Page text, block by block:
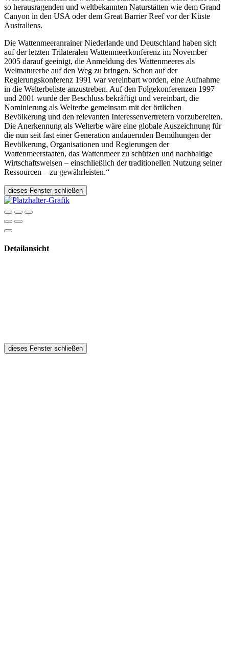
so herausragenden und weltbekannten Naturstätten wie dem Grand
Canyon in den USA oder dem Great Barrier Reef vor der Küste
Australiens.
Die Wattenmeeranrainer Niederlande und Deutschland haben sich
auf der letzten Trilateralen Wattenmeerkonferenz im November
2005 darauf geeinigt, die Anmeldung des Wattenmeeres als
Weltnaturerbe auf den Weg zu bringen. Schon auf der
Regierungskonferenz 1991 war vereinbart worden, eine Aufnahme
in die Welterbeliste anzustreben. Auf den Folgekonferenzen 1997
und 2001 wurde der Beschluss bekräftigt und vereinbart, die
Nominierung als Welterbe gemeinsam mit der örtlichen
Bevölkerung und den relevanten Interessenvertretern vorzubereiten.
Die Anerkennung als Welterbe wäre eine globale Auszeichnung für
die nun seit fast einer Generation andauernden Bemühungen der
Bevölkerung, Organisationen und Regierungen der
Wattenmeerstaaten, das Wattenmeer zu schützen und nachhaltige
Wirtschaftsweisen – einschließlich der traditionellen Nutzung seiner
Ressourcen – zu gewährleisten.“
dieses Fenster schließen
Detailansicht
dieses Fenster schließen